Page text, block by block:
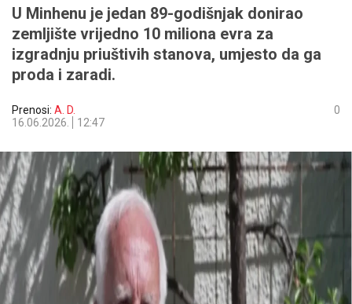
U Minhenu je jedan 89-godišnjak donirao
zemljište vrijedno 10 miliona evra za
izgradnju priuštivih stanova, umjesto da ga
proda i zaradi.
Prenosi: A. D.
16.06.2026.
12:47
0